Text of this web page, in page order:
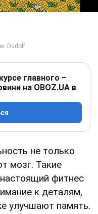
главного –
на OBOZ.UA в
не только
мозг. Такие
фитнес
к деталям,
улучшают память.